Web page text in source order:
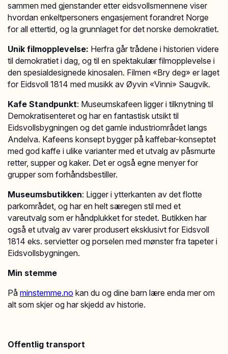
sammen med gjenstander etter eidsvollsmennene viser
hvordan enkeltpersoners engasjement forandret Norge
for all ettertid, og la grunnlaget for det norske demokratiet.
Unik filmopplevelse: Herfra går trådene i historien videre
til demokratiet i dag, og til en spektakulær filmopplevelse i
den spesialdesignede kinosalen. Filmen «Bry deg» er laget
for Eidsvoll 1814 med musikk av Øyvin «Vinni» Saugvik.
Kafe Standpunkt: Museumskafeen ligger i tilknytning til
Demokratisenteret og har en fantastisk utsikt til
Eidsvollsbygningen og det gamle industriområdet langs
Andelva. Kafeens konsept bygger på kaffebar-konseptet
med god kaffe i ulike varianter med et utvalg av påsmurte
retter, supper og kaker. Det er også egne menyer for
grupper som forhåndsbestiller.
Museumsbutikken: Ligger i ytterkanten av det flotte
parkområdet, og har en helt særegen stil med et
vareutvalg som er håndplukket for stedet. Butikken har
også et utvalg av varer produsert eksklusivt for Eidsvoll
1814 eks. servietter og porselen med mønster fra tapeter i
Eidsvollsbygningen.
Min stemme
På minstemme.no kan du og dine barn lære enda mer om
alt som skjer og har skjedd av historie.
Offentlig transport